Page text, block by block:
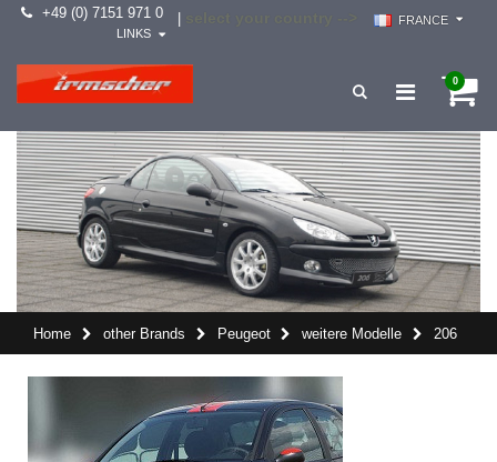
+49 (0) 7151 971 0
FRANCE
LINKS
0
Home other Brands Peugeot weitere Modelle 206